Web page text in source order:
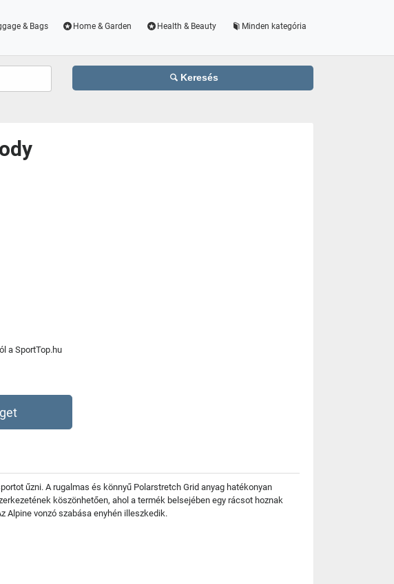
& Bags Home & Garden Health & Beauty Minden kategória
Keresés
a SportTop.hu
űzni. A rugalmas és könnyű Polarstretch Grid anyag hatékonyan
köszönhetően, ahol a termék belsejében egy rácsot hoznak
Alpine vonzó szabása enyhén illeszkedik.